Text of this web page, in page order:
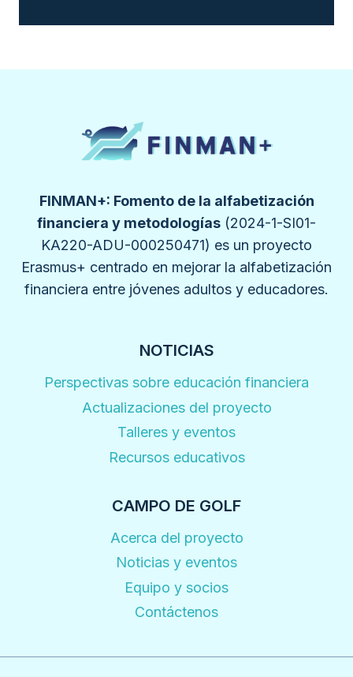
FINMAN+: Fomento de la alfabetización
financiera y metodologías (2024-1-SI01-
KA220-ADU-000250471) es un proyecto
Erasmus+ centrado en mejorar la alfabetización
financiera entre jóvenes adultos y educadores.
NOTICIAS
Perspectivas sobre educación financiera
Actualizaciones del proyecto
Talleres y eventos
Recursos educativos
CAMPO DE GOLF
Acerca del proyecto
Noticias y eventos
Equipo y socios
Contáctenos